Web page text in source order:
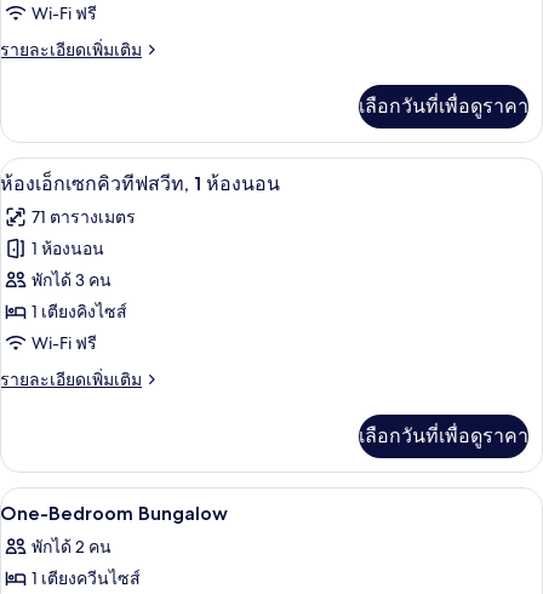
ลัก
ซ์
Wi-Fi ฟรี
รายละเอียดเพิ่มเติม
ราย
เกี่ยว
กับ
ดี
ซ์
บังกะโล
เลือกวันที่เพื่อดูราคา
เปิด
ภาพถ่าย
ทั้งหมด
ของ
ห้อง
เอ็ก
เซก
ทีฟ
สวีท,
1
ห้อง
นอน
ห้องเอ็กเซกคิวทีฟสวีท, 1 ห้องนอน |
8
ห้องเอ็กเซกคิวทีฟสวีท, 1 ห้องนอน
71 ตารางเมตร
1 ห้องนอน
พักได้ 3 คน
1 เตียงคิงไซส์
Wi-Fi ฟรี
รายละเอียดเพิ่มเติม
ราย
เกี่ยว
กับ
ห้อง
เซก
คิว
เลือกวันที่เพื่อดูราคา
เปิด
ภาพถ่าย
ทั้งหมด
ตู้นิรภัยในห้องพัก, โต๊ะทำงาน, พื้นที่ท
7
One-Bedroom Bungalow
พักได้ 2 คน
1 เตียงควีนไซส์